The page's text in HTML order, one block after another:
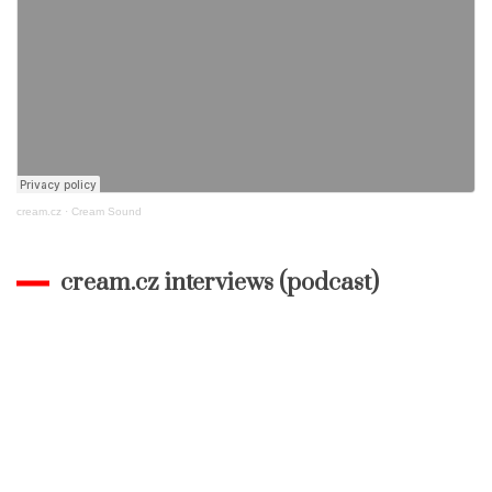
cream.cz · Cream Sound
cream.cz interviews (podcast)